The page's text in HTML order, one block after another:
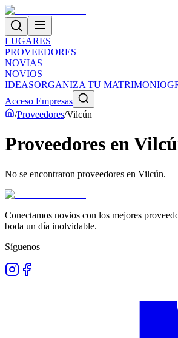
LUGARES
PROVEEDORES
NOVIAS
NOVIOS
IDEASORGANIZA TU MATRIMONIO
Acceso Empresas
/Proveedores/Vilcún
Proveedores en
No se encontraron proveedores en Vilcún.
Conectamos novios con los mejores
boda un día inolvidable.
Síguenos